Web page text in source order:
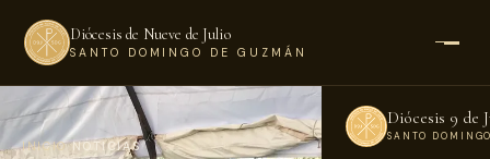
Diócesis de Nueve de Julio
SANTO DOMINGO DE GUZMÁN
Diócesis 9 de
SANTO
INICIO›NOTICIAS